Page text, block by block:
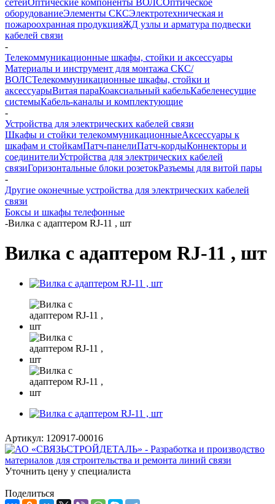
сетейОптические компоненты ВОЛСОптическое
оборудованиеЭлементы СКСЭлектротехническая и
пожароохранная продукцияЖД узлы и арматура подвески
кабелей связи
-
Телекоммуникационные шкафы, стойки и аксессуары
Материалы и инструмент для монтажа СКС/
ВОЛСТелекоммуникационные шкафы, стойки и
аксессуарыВитая параКоаксиальный кабельКабеленесущие
системыКабель-каналы и комплектующие
-
Устройства для электрических кабелей связи
Шкафы и стойки телекоммуникационныеАксессуары к
шкафам и стойкамПатч-панелиПатч-кордыКоннекторы и
соединителиУстройства для электрических кабелей
связиГоризонтальные блоки розетокРазъемы для витой пары
-
Другие оконечные устройства для электрических кабелей
связи
Боксы и шкафы телефонные
-Вилка с адаптером RJ-11 , шт
Вилка с адаптером RJ-11 , шт
Артикул: 120917-00016
Уточнить цену у специалиста
Поделиться